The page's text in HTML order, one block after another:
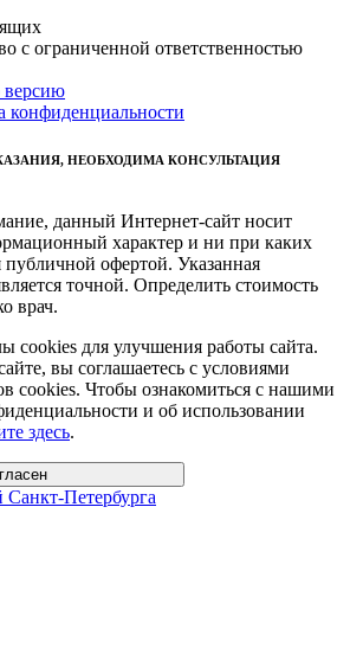
с ограниченной ответственностью
версию
конфиденциальности
НЕОБХОДИМА КОНСУЛЬТАЦИЯ
данный Интернет-сайт носит
характер и ни при каких
публичной офертой. Указанная
точной. Определить стоимость
врач.
cookies для улучшения работы сайта.
вы соглашаетесь с условиями
cookies. Чтобы ознакомиться с нашими
и об использовании
здесь.